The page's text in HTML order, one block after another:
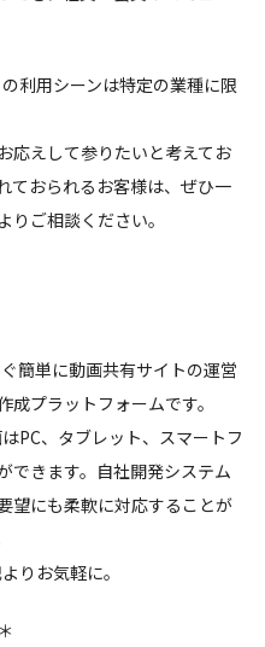
利用シーンは特定の業種に限
応えして参りたいと考えてお
ておられるお客様は、ぜひ一
ご相談ください。
簡単に動画共有サイトの運営
プラットフォームです。
PC、タブレット、スマートフ
できます。自社開発システム
望にも柔軟に対応することが
りお気軽に。